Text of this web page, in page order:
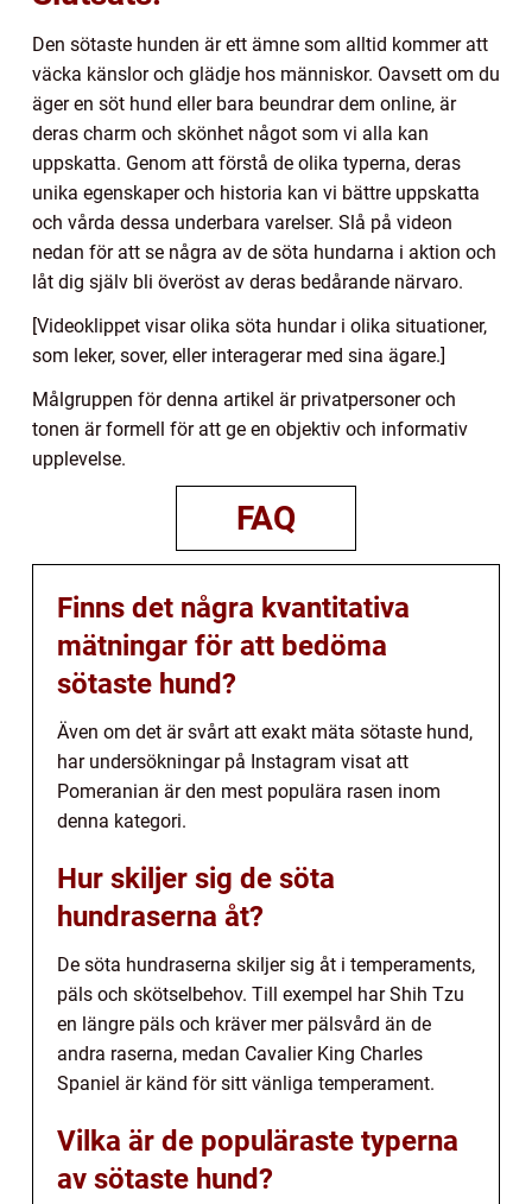
Den sötaste hunden är ett ämne som alltid kommer att
väcka känslor och glädje hos människor. Oavsett om du
äger en söt hund eller bara beundrar dem online, är
deras charm och skönhet något som vi alla kan
uppskatta. Genom att förstå de olika typerna, deras
unika egenskaper och historia kan vi bättre uppskatta
och vårda dessa underbara varelser. Slå på videon
nedan för att se några av de söta hundarna i aktion och
låt dig själv bli överöst av deras bedårande närvaro.
[Videoklippet visar olika söta hundar i olika situationer,
som leker, sover, eller interagerar med sina ägare.]
Målgruppen för denna artikel är privatpersoner och
tonen är formell för att ge en objektiv och informativ
upplevelse.
FAQ
Finns det några kvantitativa
mätningar för att bedöma
sötaste hund?
Även om det är svårt att exakt mäta sötaste hund,
har undersökningar på Instagram visat att
Pomeranian är den mest populära rasen inom
denna kategori.
Hur skiljer sig de söta
hundraserna åt?
De söta hundraserna skiljer sig åt i temperaments,
päls och skötselbehov. Till exempel har Shih Tzu
en längre päls och kräver mer pälsvård än de
andra raserna, medan Cavalier King Charles
Spaniel är känd för sitt vänliga temperament.
Vilka är de populäraste typerna
av sötaste hund?